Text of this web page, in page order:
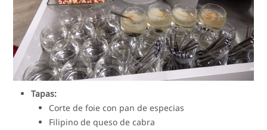
Tapas:
Corte de foie con pan de especias
Filipino de queso de cabra